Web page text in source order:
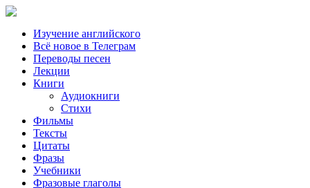
Изучение английского
Всё новое в Телеграм
Переводы песен
Лекции
Книги
Аудиокниги
Стихи
Фильмы
Тексты
Цитаты
Фразы
Учебники
Фразовые глаголы